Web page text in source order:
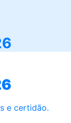
e certidão.